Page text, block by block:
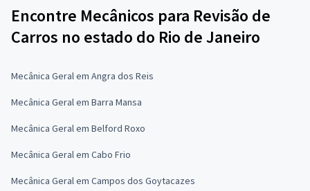
Encontre Mecânicos para Revisão de
Carros no estado do Rio de Janeiro
Mecânica Geral em Angra dos Reis
Mecânica Geral em Barra Mansa
Mecânica Geral em Belford Roxo
Mecânica Geral em Cabo Frio
Mecânica Geral em Campos dos Goytacazes